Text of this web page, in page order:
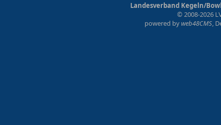
Landesverband Kegeln/
© 2008-2026
powered byweb48CMS ,